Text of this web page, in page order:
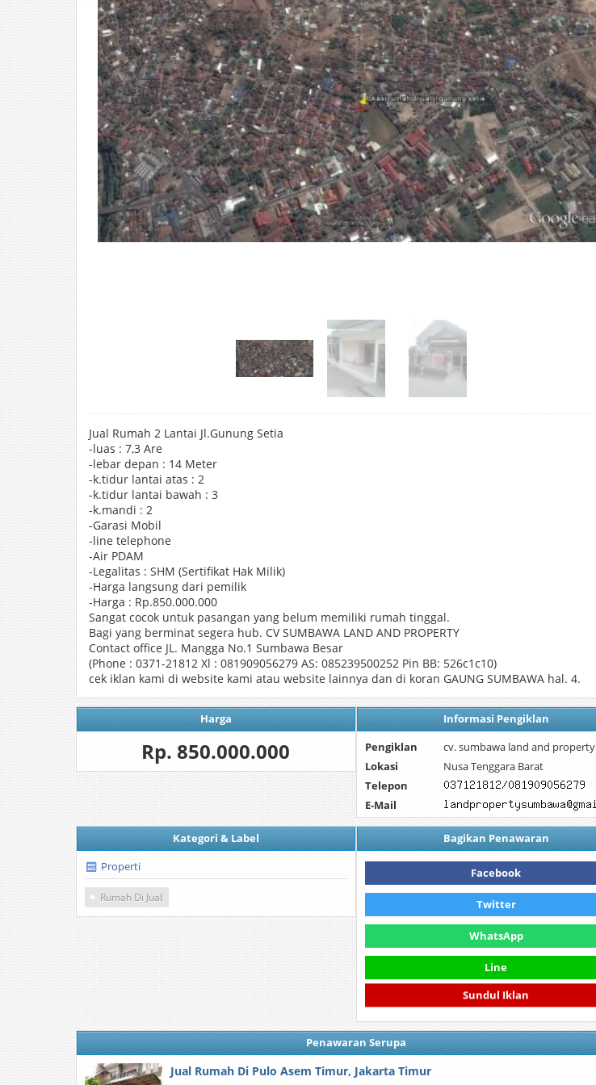
Jual Rumah 2 Lantai Jl.Gunung Setia
-luas : 7,3 Are
-lebar depan : 14 Meter
-k.tidur lantai atas : 2
-k.tidur lantai bawah : 3
-k.mandi : 2
-Garasi Mobil
-line telephone
-Air PDAM
-Legalitas : SHM (Sertifikat Hak Milik)
-Harga langsung dari pemilik
-Harga : Rp.850.000.000
Sangat cocok untuk pasangan yang belum memiliki rumah tinggal.
Bagi yang berminat segera hub. CV SUMBAWA LAND AND PROPERTY
Contact office JL. Mangga No.1 Sumbawa Besar
(Phone : 0371-21812 Xl : 081909056279 AS: 085239500252 Pin BB: 526c1c10)
cek iklan kami di website kami atau website lainnya dan di koran GAUNG SUMBAWA hal. 4.
Harga
Rp. 850.000.000
Informasi Pengiklan
Pengiklan
cv. sumbawa land and property
Lokasi
Nusa Tenggara Barat
Telepon
E-Mail
Kategori & Label
Properti
Rumah Di Jual
Bagikan Penawaran
Facebook
Twitter
WhatsApp
Line
Sundul Iklan
Penawaran Serupa
Jual Rumah Di Pulo Asem Timur, Jakarta Timur